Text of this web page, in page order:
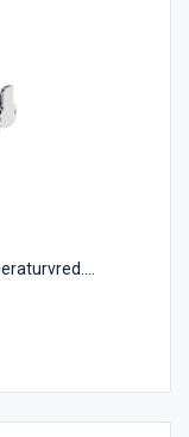
strålsamlare,